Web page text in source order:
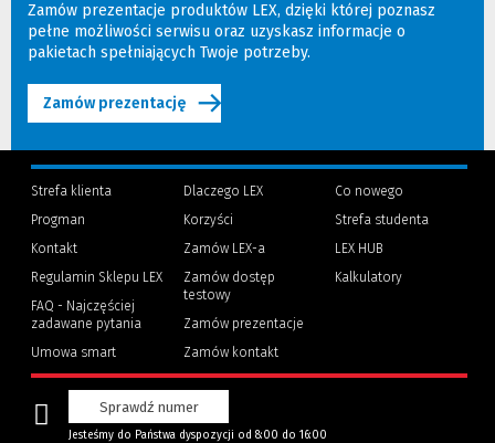
n
)
Zamów prezentacje produktów LEX, dzięki której poznasz
pełne możliwości serwisu oraz uzyskasz informacje o
pakietach spełniających Twoje potrzeby.
Zamów prezentację
Strefa klienta
Progman
Kontakt
Regulamin Sklepu LEX
FAQ - Najczęściej
zadawane pytania
Umowa smart
Dlaczego LEX
Korzyści
Zamów LEX-a
Zamów dostęp
testowy
Zamów prezentacje
Zamów kontakt
Co nowego
Strefa studenta
LEX HUB
innej
strony)
Kalkulatory
Sprawdź numer
Jesteśmy do Państwa dyspozycji od 8:00 do 16:00